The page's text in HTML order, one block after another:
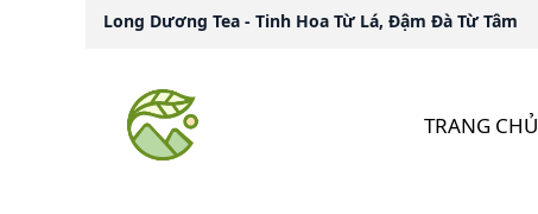
Long Dương Tea - Tinh Hoa Từ Lá, Đậm Đà Từ Tâm
TRANG CHỦ